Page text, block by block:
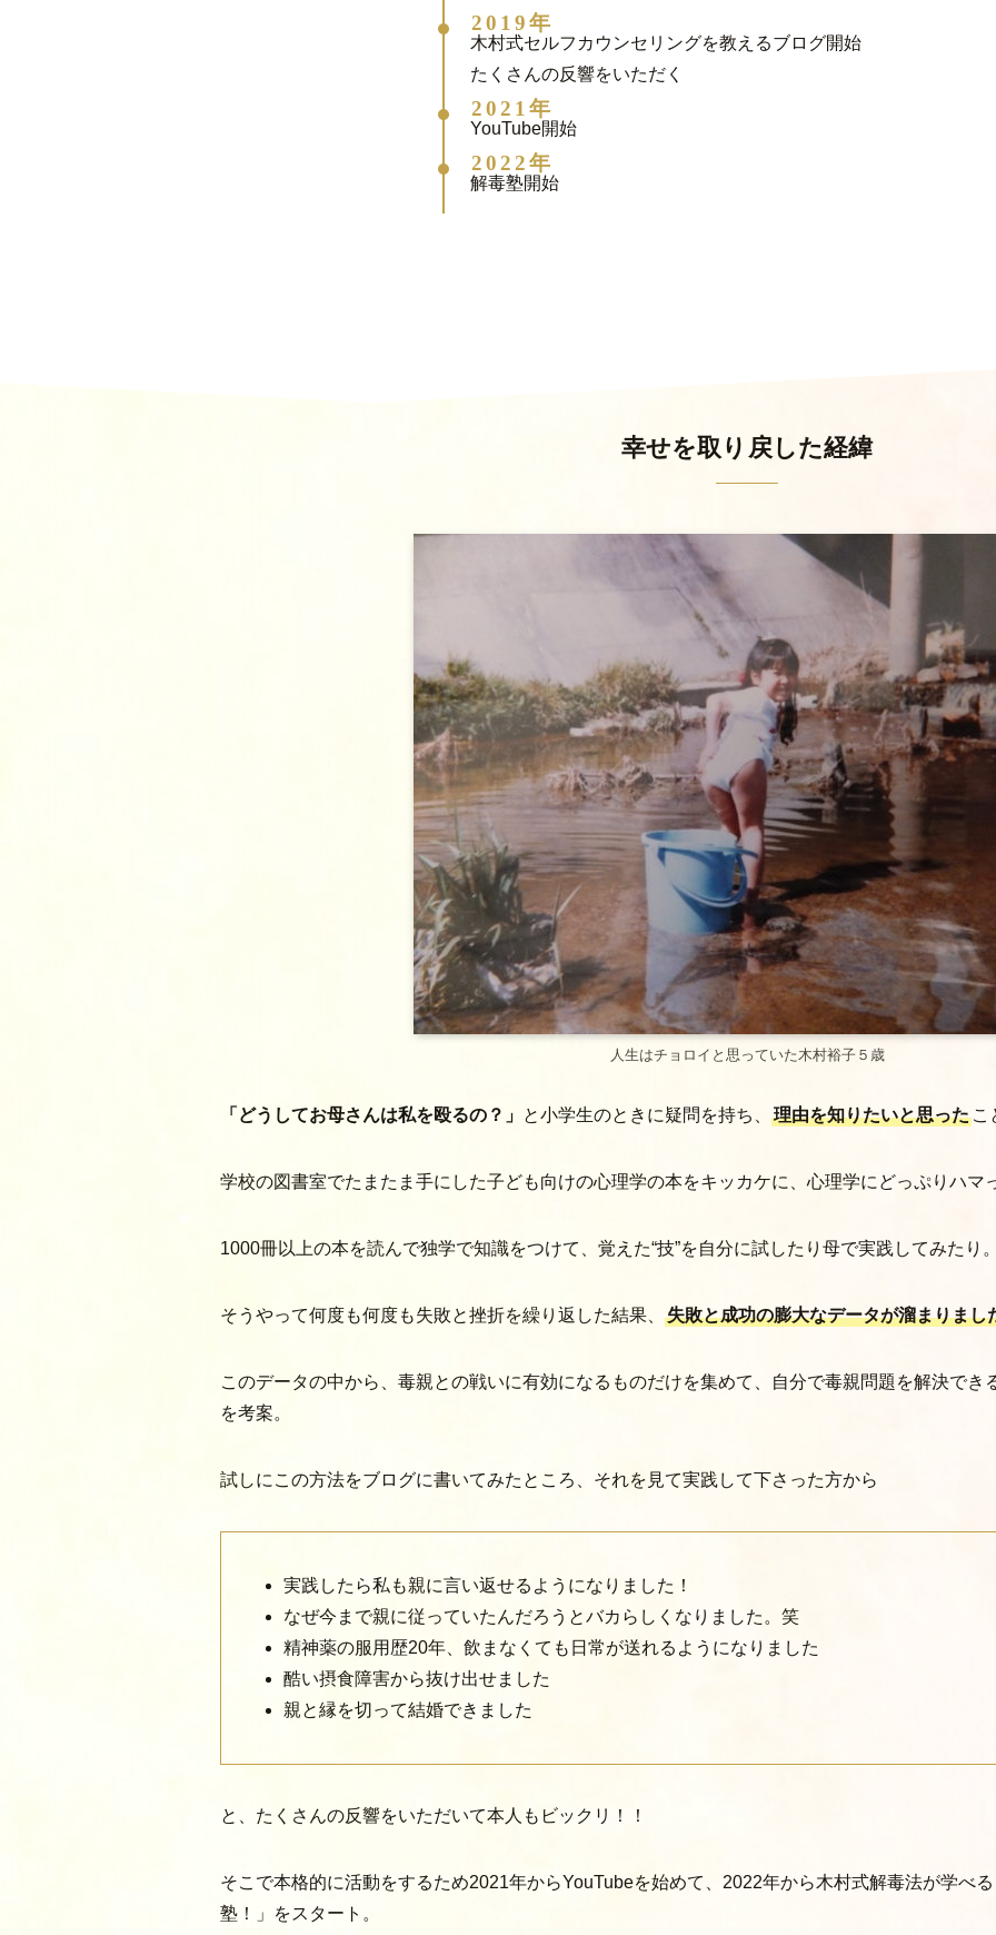
2019年
木村式セルフカウンセリングを教えるブログ開始
たくさんの反響をいただく
2021年
YouTube開始
2022年
解毒塾開始
幸せを取り戻した経緯
人生はチョロイと思っていた木村裕子５歳
「どうしてお母さんは私を殴るの？」 と小学生のときに疑問を持ち、 理由を知りたいと思った こ
学校の図書室でたまたま手にした子ども向けの心理学の本をキッカケに、心理学にどっぷりハマ
1000冊以上の本を読んで独学で知識をつけて、覚えた“技”を自分に試したり母で実践してみたり。
そうやって何度も何度も失敗と挫折を繰り返した結果、 失敗と成功の膨大なデータが溜まりまし
このデータの中から、毒親との戦いに有効になるものだけを集めて、自分で毒親問題を解決でき
を考案。
試しにこの方法をブログに書いてみたところ、それを見て実践して下さった方から
実践したら私も親に言い返せるようになりました！
なぜ今まで親に従っていたんだろうとバカらしくなりました。笑
精神薬の服用歴20年、飲まなくても日常が送れるようになりました
酷い摂食障害から抜け出せました
親と縁を切って結婚できました
と、たくさんの反響をいただいて本人もビックリ！！
そこで本格的に活動をするため2021年からYouTubeを始めて、2022年から木村式解毒法が学べ
塾！」をスタート。